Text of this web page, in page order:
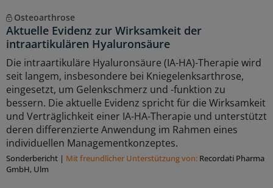
Osteoarthrose
Aktuelle Evidenz zur Wirksamkeit der
intraartikulären Hyaluronsäure
Die intraartikuläre Hyaluronsäure (IA-HA)-Therapie wird
seit langem, insbesondere bei Kniegelenksarthrose,
eingesetzt, um Gelenkschmerz und -funktion zu
bessern. Die aktuelle Evidenz spricht für die Wirksamkeit
und Verträglichkeit einer IA-HA-Therapie und unterstützt
deren differenzierte Anwendung im Rahmen eines
individuellen Managementkonzeptes.
Sonderbericht | Mit freundlicher Unterstützung von: Recordati Pharma
GmbH, Ulm